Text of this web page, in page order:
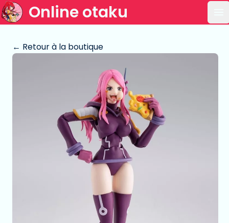
Online otaku
← Retour à la boutique